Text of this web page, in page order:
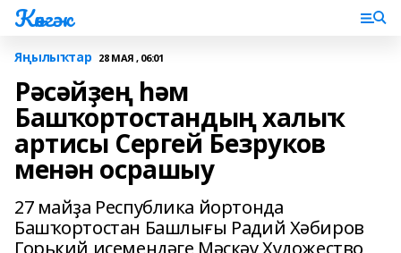
Көнгәк
Яңылыҡтар 28 МАЯ , 06:01
Рәсәйҙең һәм
Башҡортостандың халыҡ
артисы Сергей Безруков
менән осрашыу
27 майҙа Республика йортонда
Башҡортостан Башлығы Радий Хәбиров
Горький исемендәге Мәскәү Художество